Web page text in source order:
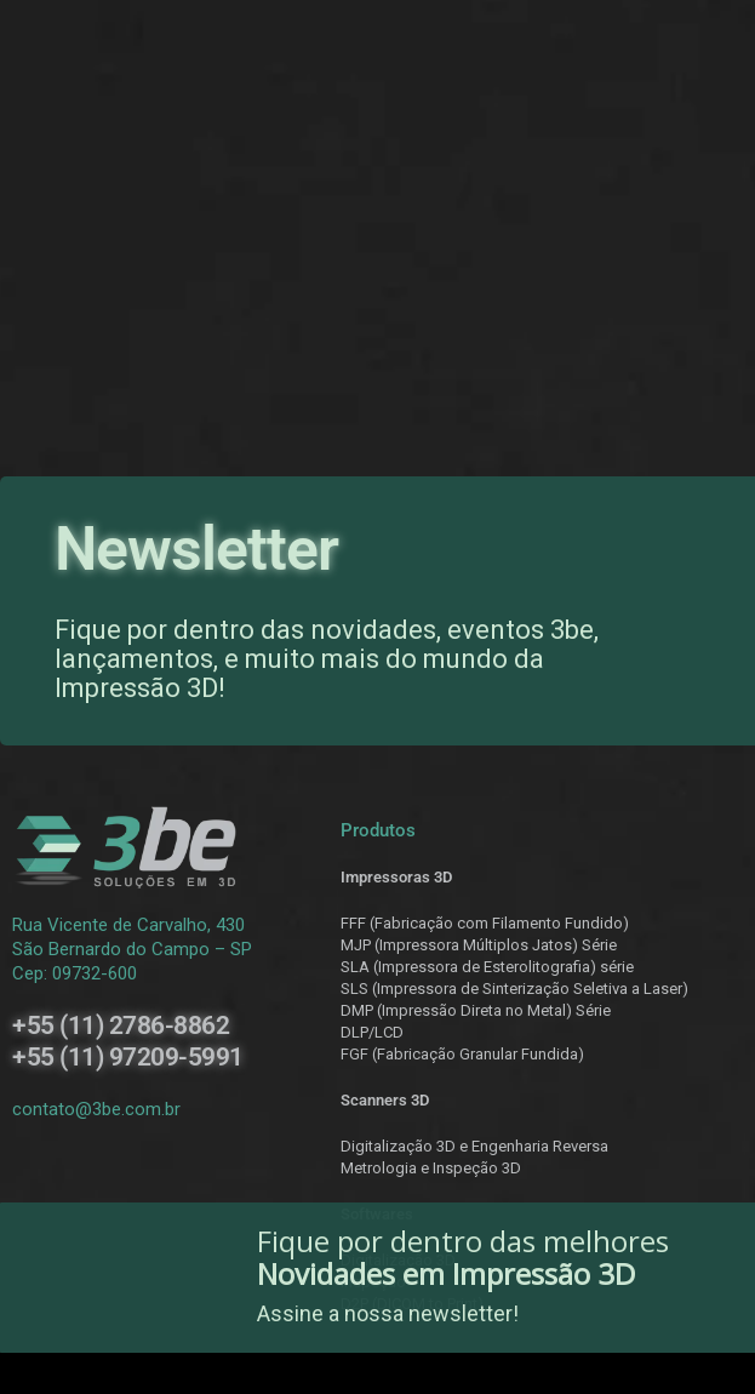
Fique por dentro das melhores
Novidades em Impressão 3D
Assine a nossa newsletter!
Newsletter
Fique por dentro das novidades, eventos 3be,
lançamentos, e muito mais do mundo da
Impressão 3D!
Rua Vicente de Carvalho, 430
São Bernardo do Campo – SP
Cep: 09732-600
+55 (11) 2786-8862
+55 (11) 97209-5991
contato@3be.com.br
Produtos
Impressoras 3D
FFF (Fabricação com Filamento Fundido)
MJP (Impressora Múltiplos Jatos) Série
SLA (Impressora de Esterolitografia) série
SLS (Impressora de Sinterização Seletiva a Laser)
DMP (Impressão Direta no Metal) Série
DLP/LCD
FGF (Fabricação Granular Fundida)
Scanners 3D
Digitalização 3D e Engenharia Reversa
Metrologia e Inspeção 3D
Digitalização 3D
Inspeção
D2P (DICOM to Print)